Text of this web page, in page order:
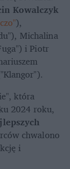
Kowalczyk
Michalina
i Piotr
która
2024 roku,
chwalono
i